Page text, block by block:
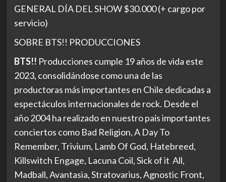
GENERAL DÍA DEL SHOW $30.000 (+ cargo por
servicio)
SOBRE BTS!! PRODUCCIONES
BTS!! Producciones cumple 19 años de vida este
2023, consolidándose como una de las
productoras más importantes en Chile dedicadas a
espectáculos internacionales de rock. Desde el
año 2004 ha realizado en nuestro país importantes
conciertos como Bad Religion, A Day To
Remember, Trivium, Lamb Of God, Hatebreed,
Killswitch Engage, Lacuna Coil, Sick of it All,
Madball, Avantasia, Stratovarius, Agnostic Front,